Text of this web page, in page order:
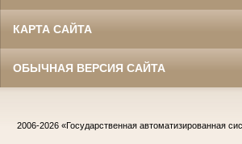
КАРТА САЙТА
ОБЫЧНАЯ ВЕРСИЯ САЙТА
2006-2026 «Государственная автоматизированная